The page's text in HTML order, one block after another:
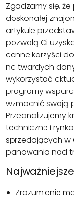
Zgadzamy się,
doskonałej
artykule
pozwolą Ci
cenne korzyści
na twardych
wykorzystać
programy
wzmocnić swoją
Przeanalizujemy
techniczne i
sprzedających w
panowania nad
Zrozumienie